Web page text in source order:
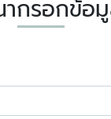
กรอกข้อ